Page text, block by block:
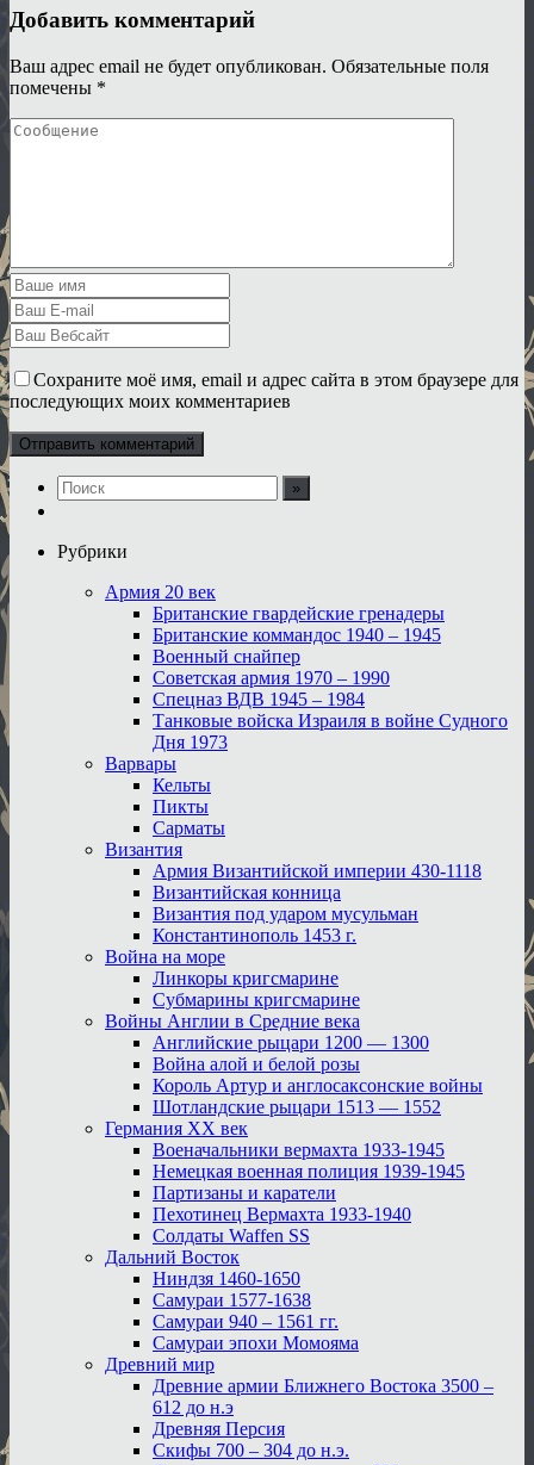
Добавить комментарий
Ваш адрес email не будет опубликован. Обязательные поля
помечены *
Сохраните моё имя, email и адрес сайта в этом браузере для
последующих моих комментариев
Рубрики
Армия 20 век
Британские гвардейские гренадеры
Британские коммандос 1940 – 1945
Военный снайпер
Советская армия 1970 – 1990
Спецназ ВДВ 1945 – 1984
Танковые войска Израиля в войне Судного
Дня 1973
Варвары
Кельты
Пикты
Сарматы
Византия
Армия Византийской империи 430-1118
Византийская конница
Византия под ударом мусульман
Константинополь 1453 г.
Война на море
Линкоры кригсмарине
Субмарины кригсмарине
Войны Англии в Средние века
Английские рыцари 1200 — 1300
Война алой и белой розы
Король Артур и англосаксонские войны
Шотландские рыцари 1513 — 1552
Германия XX век
Военачальники вермахта 1933-1945
Немецкая военная полиция 1939-1945
Партизаны и каратели
Пехотинец Вермахта 1933-1940
Солдаты Waffen SS
Дальний Восток
Ниндзя 1460-1650
Самураи 1577-1638
Самураи 940 – 1561 гг.
Самураи эпохи Момояма
Древний мир
Древние армии Ближнего Востока 3500 –
612 до н.э
Древняя Персия
Скифы 700 – 304 до н.э.